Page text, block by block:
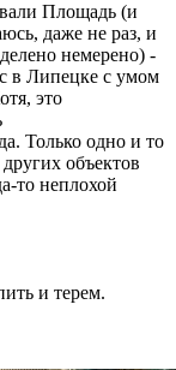
Площадь (и
даже не раз, и
немерено) -
в Липецке с умом
это
Только одно и то
объектов
то неплохой
и терем.